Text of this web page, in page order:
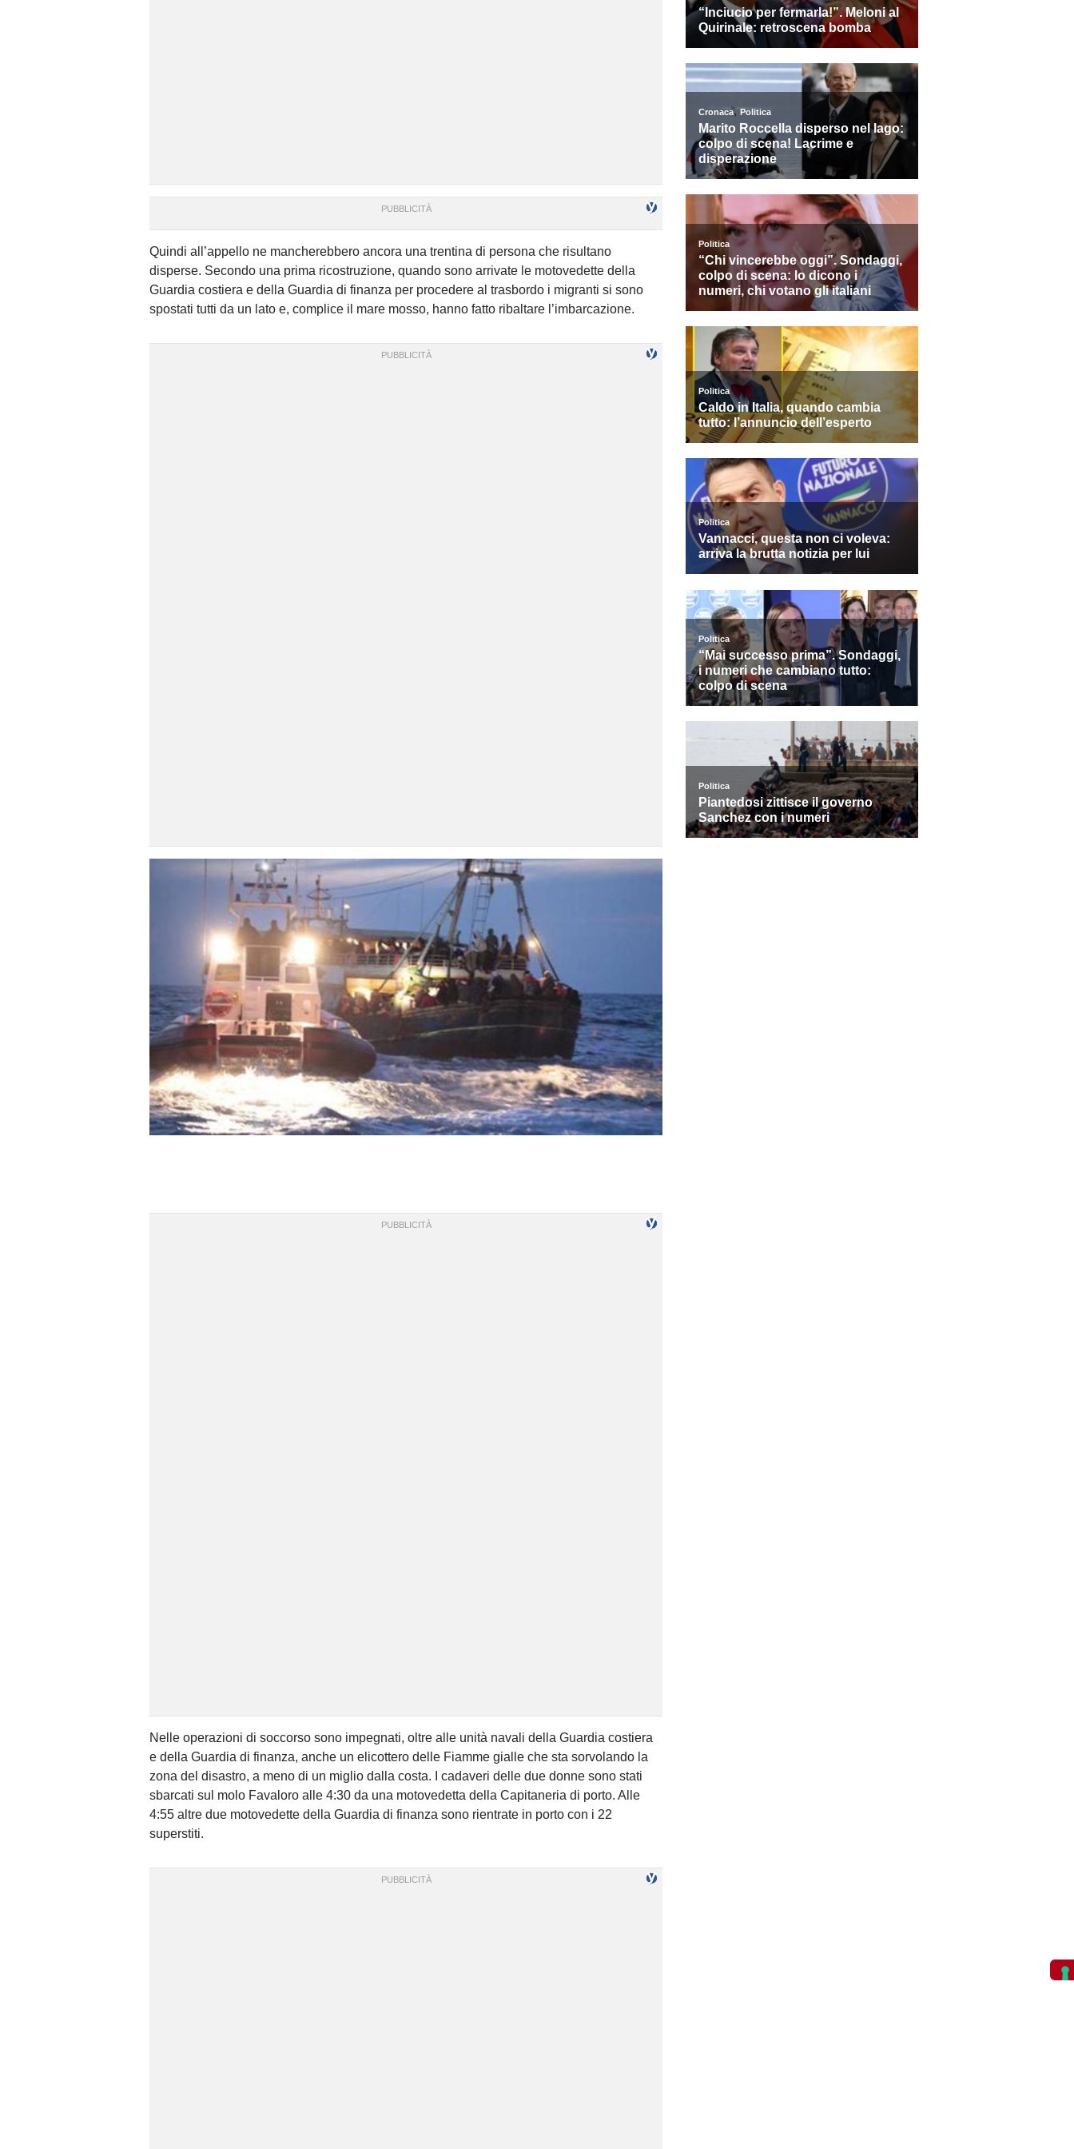
Quindi all’appello ne mancherebbero ancora una trentina di persona che risultano
disperse. Secondo una prima ricostruzione, quando sono arrivate le motovedette della
Guardia costiera e della Guardia di finanza per procedere al trasbordo i migranti si sono
spostati tutti da un lato e, complice il mare mosso, hanno fatto ribaltare l’imbarcazione.
Nelle operazioni di soccorso sono impegnati, oltre alle unità navali della Guardia costiera
e della Guardia di finanza, anche un elicottero delle Fiamme gialle che sta sorvolando la
zona del disastro, a meno di un miglio dalla costa. I cadaveri delle due donne sono stati
sbarcati sul molo Favaloro alle 4:30 da una motovedetta della Capitaneria di porto. Alle
4:55 altre due motovedette della Guardia di finanza sono rientrate in porto con i 22
superstiti.